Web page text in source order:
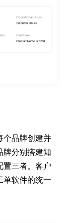
个品牌创建并
牌分别搭建知
置三者。客户
单软件的统一